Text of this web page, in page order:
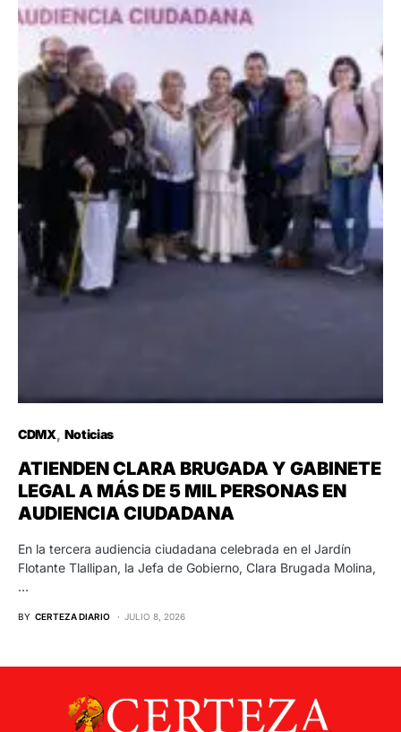
CDMX Noticias
ATIENDEN CLARA BRUGADA Y GABINETE
LEGAL A MÁS DE 5 MIL PERSONAS EN
AUDIENCIA CIUDADANA
En la tercera audiencia ciudadana celebrada en el Jardín
Flotante Tlallipan, la Jefa de Gobierno, Clara Brugada Molina,
…
BY CERTEZA DIARIO JULIO 8, 2026